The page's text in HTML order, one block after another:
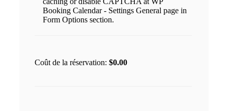
Coût de la réservation:$0.00